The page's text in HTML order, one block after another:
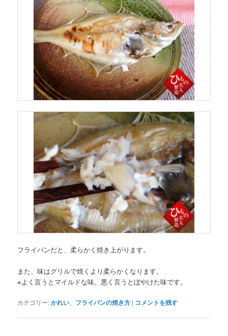
フライパンだと、柔らかく焼き上がります。
また、味はグリルで焼くより柔らかくなります。
※よく言うとマイルドな味。悪く言うとぼやけた味です。
カテゴリー:かれい フライパンの焼き方 | コメントを残す